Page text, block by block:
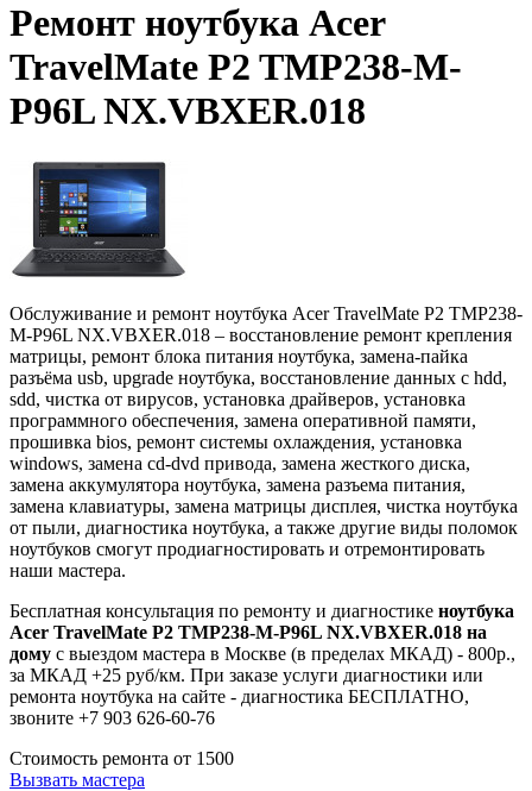
Ремонт ноутбука Acer
TravelMate P2 TMP238-M-
P96L NX.VBXER.018
Обслуживание и ремонт ноутбука Acer TravelMate P2 TMP238-
M-P96L NX.VBXER.018 – восстановление ремонт крепления
матрицы, ремонт блока питания ноутбука, замена-пайка
разъёма usb, upgrade ноутбука, восстановление данных с hdd,
sdd, чистка от вирусов, установка драйверов, установка
программного обеспечения, замена оперативной памяти,
прошивка bios, ремонт системы охлаждения, установка
windows, замена cd-dvd привода, замена жесткого диска,
замена аккумулятора ноутбука, замена разъема питания,
замена клавиатуры, замена матрицы дисплея, чистка ноутбука
от пыли, диагностика ноутбука, а также другие виды поломок
ноутбуков смогут продиагностировать и отремонтировать
наши мастера.
Бесплатная консультация по ремонту и диагностике ноутбука
Acer TravelMate P2 TMP238-M-P96L NX.VBXER.018 на
дому с выездом мастера в Москве (в пределах МКАД) - 800р.,
за МКАД +25 руб/км. При заказе услуги диагностики или
ремонта ноутбука на сайте - диагностика БЕСПЛАТНО,
звоните +7 903 626-60-76
Стоимость ремонта от 1500
Вызвать мастера